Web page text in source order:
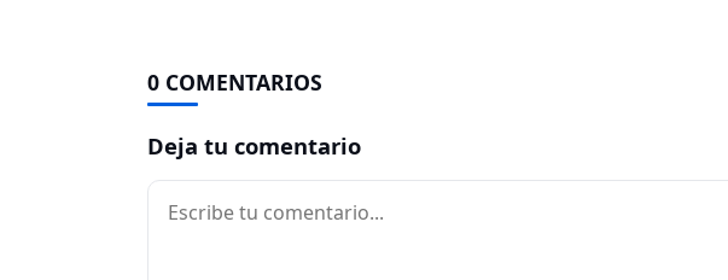
0 COMENTARIOS
Deja tu comentario
Comentario